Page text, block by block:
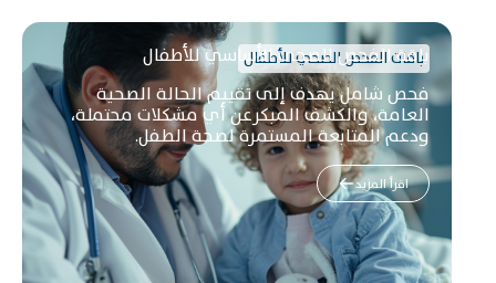
باقة الفحص الصحي الأساسي للأطفال
فحص شامل يهدف إلى تقييم الحالة الصحية
العامة، والكشف المبكرعن أي مشكلات محتملة،
ودعم المتابعة المستمرة لصحة الطفل.
اقرأ المزيد
باقات الفحص الصحي للأطفال